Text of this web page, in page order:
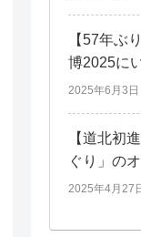
【57年ぶ
博2025に
2025年6月3日
【道北初
ぐり」の
2025年4月27